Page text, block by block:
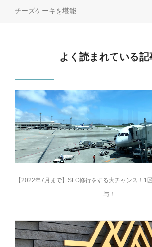
チーズケーキを堪能
よく読まれている記
【2022年7月まで】SFC修行をする大チャンス！1
与！